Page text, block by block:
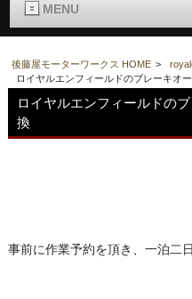
MENU
後藤屋モーターワークス HOME >
ロイヤルエンフィールドのブレーキオ
ロイヤルエンフィールドの
換
事前に作業予約を頂き、一泊二